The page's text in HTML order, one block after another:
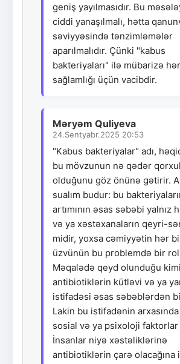
geniş yayılmasıdır. Bu
ciddi yanaşılmalı, hətta
səviyyəsində tənzimləmələr
aparılmalıdır. Çünki "kabus
bakteriyaları" ilə mübarizə
sağlamlığı üçün vacibdir.
Məryəm Quliyeva
24.Sentyabr.2025 20:53
"Kabus bakteriyalar" adı,
bu mövzunun nə qədər
olduğunu göz önünə gətirir.
sualım budur: bu
artımının əsas səbəbi yalnız
və ya xəstəxanaların qeyri-
midir, yoxsa cəmiyyətin hər
üzvünün bu problemdə bir
Məqalədə qeyd olunduğu
antibiotiklərin kütləvi və ya
istifadəsi əsas səbəblərdən
Lakin bu istifadənin
sosial və ya psixoloji
İnsanlar niyə xəstəliklərinə
antibiotiklərin çarə olacağına